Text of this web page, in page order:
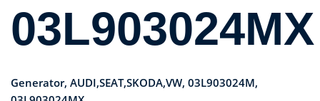
03L903024MX
Generator, AUDI,SEAT,SKODA,VW, 03L903024M,